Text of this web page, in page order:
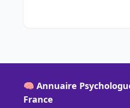
🧠 Annuaire
France